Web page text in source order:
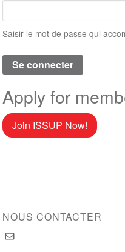
Saisir le mot de passe qui
Apply for
Join ISSUP Now!
NOUS CONTACTER